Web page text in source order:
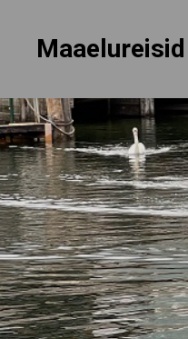
Maaelureisid